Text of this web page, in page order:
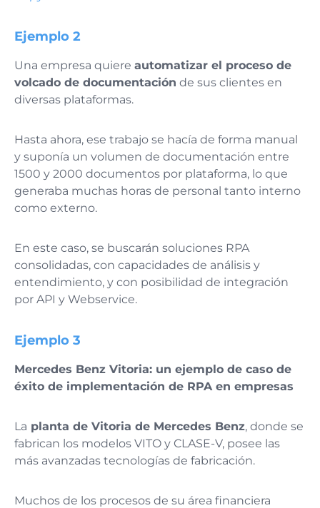
Ejemplo 2
Una empresa quiere automatizar el proceso de
volcado de documentación de sus clientes en
diversas plataformas.
Hasta ahora, ese trabajo se hacía de forma manual
y suponía un volumen de documentación entre
1500 y 2000 documentos por plataforma, lo que
generaba muchas horas de personal tanto interno
como externo.
En este caso, se buscarán soluciones RPA
consolidadas, con capacidades de análisis y
entendimiento, y con posibilidad de integración
por API y Webservice.
Ejemplo 3
Mercedes Benz Vitoria: un ejemplo de caso de
éxito de implementación de RPA en empresas
La planta de Vitoria de Mercedes Benz, donde se
fabrican los modelos VITO y CLASE-V, posee las
más avanzadas tecnologías de fabricación.
Muchos de los procesos de su área financiera